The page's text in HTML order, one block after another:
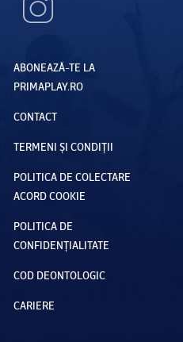
ABONEAZĂ-TE LA
PRIMAPLAY.RO
CONTACT
TERMENI ȘI CONDIȚII
POLITICA DE COLECTARE
ACORD COOKIE
POLITICA DE
CONFIDENȚIALITATE
COD DEONTOLOGIC
CARIERE